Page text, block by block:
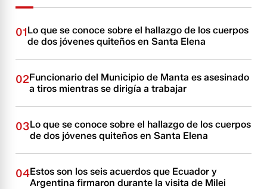
01Lo que se conoce sobre el hallazgo de los cuerpos
de dos jóvenes quiteños en Santa Elena
02Funcionario del Municipio de Manta es asesinado
a tiros mientras se dirigía a trabajar
03Lo que se conoce sobre el hallazgo de los cuerpos
de dos jóvenes quiteños en Santa Elena
04Estos son los seis acuerdos que Ecuador y
Argentina firmaron durante la visita de Milei